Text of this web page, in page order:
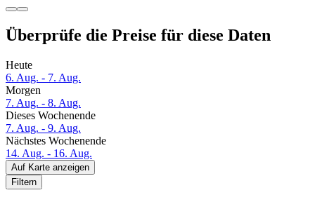
Überprüfe die Preise für diese Daten
Heute
6. Aug. - 7. Aug.
Morgen
7. Aug. - 8. Aug.
Dieses Wochenende
7. Aug. - 9. Aug.
Nächstes Wochenende
14. Aug. - 16. Aug.
Auf Karte anzeigen
Filtern